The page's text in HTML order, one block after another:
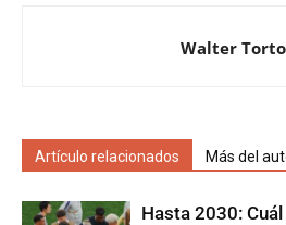
Walter
Artículo relacionados Más del
Hasta 2030: